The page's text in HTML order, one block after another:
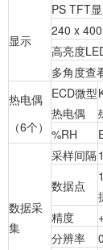
显示
PS TFT
240 x
高亮度
多角度查
热电偶
（6个）
ECD微型
热电偶
%RH
数据采
集
采样间隔
数据点
精度
分辨率